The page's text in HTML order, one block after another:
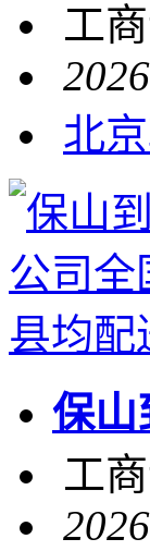
工
北
保山
工